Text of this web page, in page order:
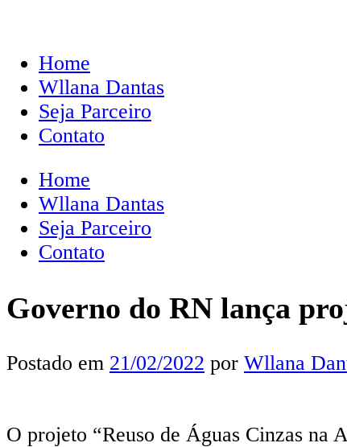
Home
Wllana Dantas
Seja Parceiro
Contato
Home
Wllana Dantas
Seja Parceiro
Contato
Governo do RN lança
Postado em 21/02/2022 por Wllana
O projeto “Reuso de Águas Cinzas na